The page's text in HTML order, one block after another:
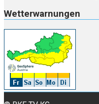
Wetterwarnungen